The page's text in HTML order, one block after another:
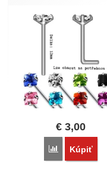
€ 3,00
Porovnať
Kúpiť